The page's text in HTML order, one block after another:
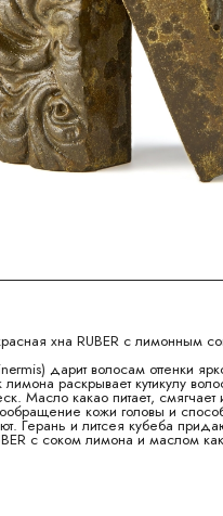
хна RUBER с лимонным
дарит волосам оттенки
раскрывает кутикулу
Масло какао питает, смягчает
кожи головы и
Герань и литсея кубеба
с соком лимона и маслом